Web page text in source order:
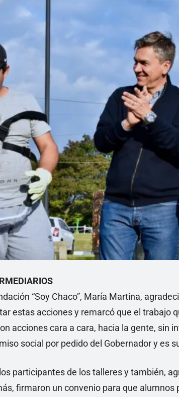
“Soy Chaco”, María Martina,
estas acciones y remarcó que el trabajo
acciones cara a cara, hacia la gente, sin
social por pedido del Gobernador y es
participantes de los talleres y también,
firmaron un convenio para que